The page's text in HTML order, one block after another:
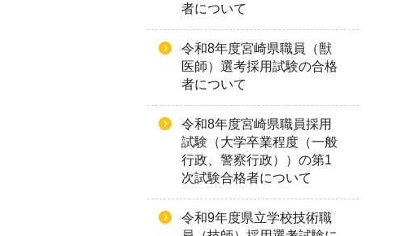
者について
令和8年度宮崎県職員（獣
医師）選考採用試験の合格
者について
令和8年度宮崎県職員採用
試験（大学卒業程度（一般
行政、警察行政））の第1
次試験合格者について
令和9年度県立学校技術職